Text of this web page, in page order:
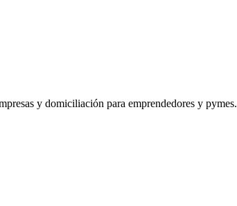
y domiciliación para emprendedores y pymes.